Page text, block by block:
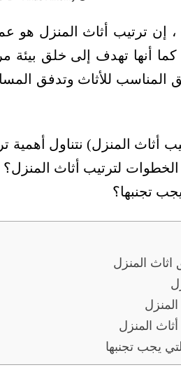
، إن ترتيب أثاث المنزل هو
كما أنها تهدف إلى خلق
المناسب للأثاث وتدفق
أثاث المنزل) نتناول
لترتيب أثاث المنزل؟
تجنبها؟
المنزل
المنزل
يجب تجنبها